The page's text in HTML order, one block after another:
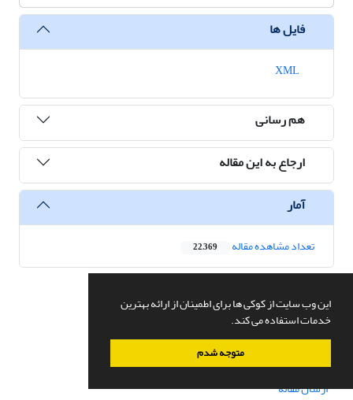
این وب سایت از کوکی ها برای اطمینان از ارائه بهترین
خدمات استفاده می کند.
متوجه شدم
فایل ها
هم رسانی
ارجاع به این مقاله
آمار
تعداد مشاهده مقاله 22,369
دسترسی سریع
صفحه اصلی
اعضای هیات تحریریه
ارسال مقاله